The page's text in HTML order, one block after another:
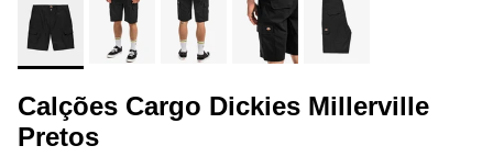
Calções Cargo Dickies Millerville
Pretos